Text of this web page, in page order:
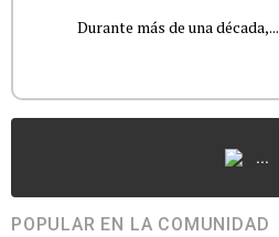
Durante más de una década,...
...
POPULAR EN LA COMUNIDAD